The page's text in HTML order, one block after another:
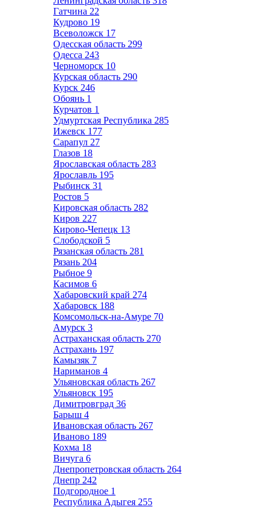
Гатчина 22
Кудрово 19
Всеволожск 17
Одесская область 299
Одесса 243
Черноморск 10
Курская область 290
Курск 246
Обоянь 1
Курчатов 1
Удмуртская Республика 285
Ижевск 177
Сарапул 27
Глазов 18
Ярославская область 283
Ярославль 195
Рыбинск 31
Ростов 5
Кировская область 282
Киров 227
Кирово-Чепецк 13
Слободской 5
Рязанская область 281
Рязань 204
Рыбное 9
Касимов 6
Хабаровский край 274
Хабаровск 188
Комсомольск-на-Амуре 70
Амурск 3
Астраханская область 270
Астрахань 197
Камызяк 7
Нариманов 4
Ульяновская область 267
Ульяновск 195
Димитровград 36
Барыш 4
Ивановская область 267
Иваново 189
Кохма 18
Вичуга 6
Днепропетровская область 264
Днепр 242
Подгородное 1
Республика Адыгея 255